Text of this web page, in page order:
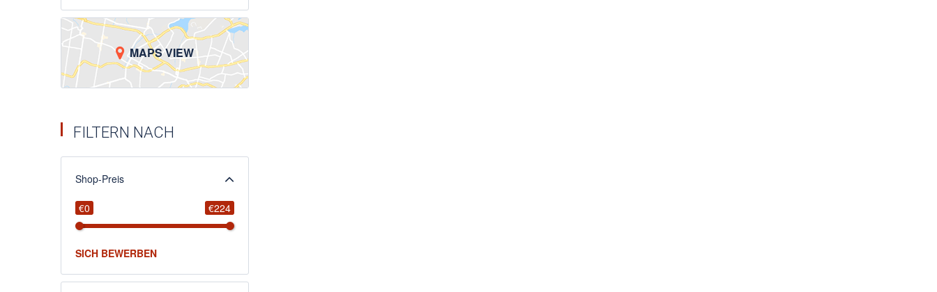
MAPS VIEW
FILTERN NACH
Shop-Preis
€0 €224
SICH BEWERBEN